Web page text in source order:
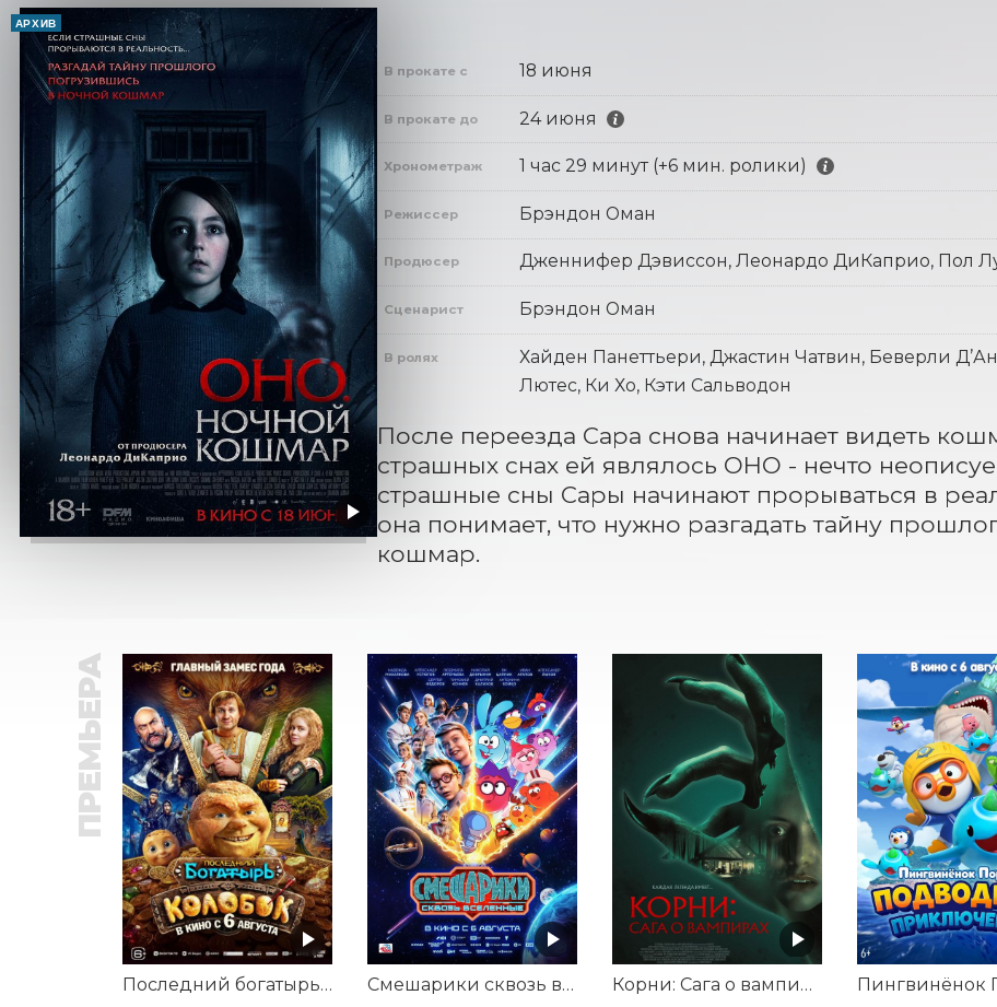
АРХИВ
В прокате с 18 июня
В прокате до 24 июня
Хронометраж 1 час 29 минут (+6 мин. ролики)
Режиссер Брэндон Оман
Продюсер Дженнифер Дэвиссон, Леонардо ДиКаприо, Пол
Сценарист Брэндон Оман
В ролях
Хайден Панеттьери, Джастин Чатвин, Беверли
Лютес, Ки Хо, Кэти Сальводон
После переезда Сара снова начинает видеть
страшных снах ей являлось ОНО - нечто
страшные сны Сары начинают прорываться в
она понимает, что нужно разгадать тайну
кошмар.
ПРЕМЬЕРА
Последний богатырь. Колобок Смешарики сквозь вселенные Корни: Сага о вампирах